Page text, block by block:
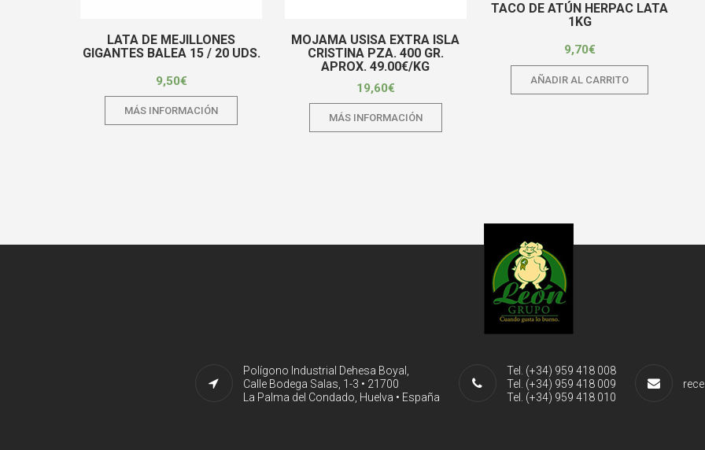
LATA DE MEJILLONES
GIGANTES BALEA 15 / 20 UDS.
9,50€
MÁS INFORMACIÓN
MOJAMA USISA EXTRA ISLA
CRISTINA PZA. 400 GR.
APROX. 49.00€/KG
19,60€
MÁS INFORMACIÓN
TACO DE ATÚN HERPAC LATA
1KG
9,70€
AÑADIR AL CARRITO
Polígono Industrial Dehesa Boyal,
Calle Bodega Salas, 1-3 • 21700
La Palma del Condado, Huelva • España
Tel. (+34) 959 418 008
Tel. (+34) 959 418 009
Tel. (+34) 959 418 010